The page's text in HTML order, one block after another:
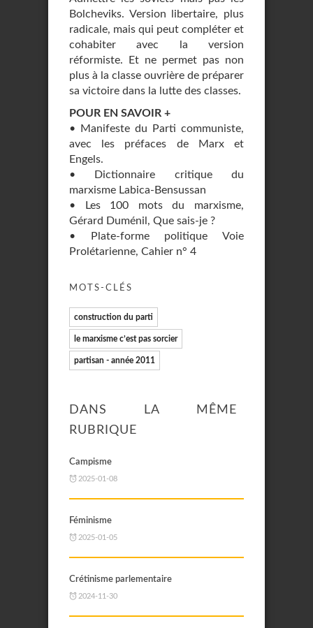
Bolcheviks. Version libertaire, plus
radicale, mais qui peut compléter et
cohabiter avec la version
réformiste. Et ne permet pas non
plus à la classe ouvrière de préparer
sa victoire dans la lutte des classes.
POUR EN SAVOIR +
• Manifeste du Parti communiste,
avec les préfaces de Marx et
Engels.
• Dictionnaire critique du
marxisme Labica-Bensussan
• Les 100 mots du marxisme,
Gérard Duménil, Que sais-je ?
• Plate-forme politique Voie
Prolétarienne, Cahier n° 4
MOTS-CLÉS
construction du parti
le marxisme c’est pas sorcier
partisan - année 2011
DANS LA MÊME
RUBRIQUE
Campisme
2025-01-08
Féminisme
2025-01-05
Crétinisme parlementaire
2024-11-30